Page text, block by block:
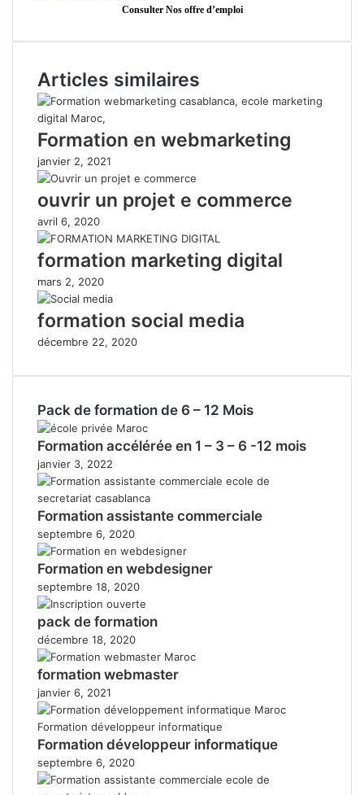
Consulter Nos offre d’emploi
Articles similaires
Formation en webmarketing
janvier 2, 2021
ouvrir un projet e commerce
avril 6, 2020
formation marketing digital
mars 2, 2020
formation social media
décembre 22, 2020
Pack de formation de 6 – 12 Mois
Formation accélérée en 1 – 3 – 6 -12 mois
janvier 3, 2022
Formation assistante commerciale
septembre 6, 2020
Formation en webdesigner
septembre 18, 2020
pack de formation
décembre 18, 2020
formation webmaster
janvier 6, 2021
Formation développeur informatique
septembre 6, 2020